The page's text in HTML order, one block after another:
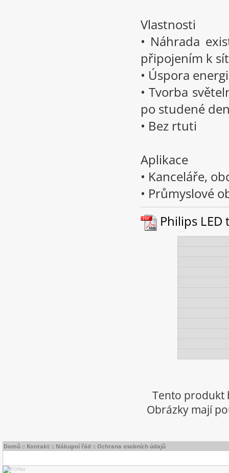
Vlastnosti
• Náhrada
připojením k
• Úspora
• Tvorba
po studené
• Bez rtuti
Aplikace
• Kanceláře,
• Průmyslové
Philips
Tento produkt
Obrázky mají
Domů :: Kontakt :: Nákupní řád :: Ochrana osobních údajů